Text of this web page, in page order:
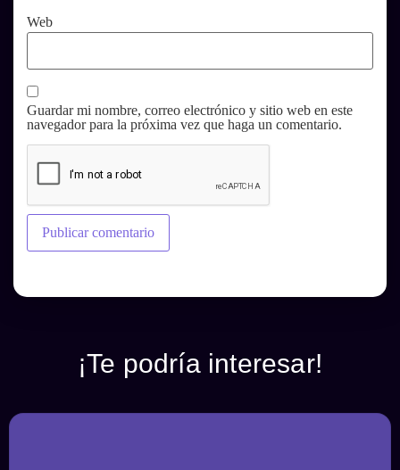
Web
Guardar mi nombre, correo electrónico y sitio web en este
navegador para la próxima vez que haga un comentario.
¡Te podría interesar!